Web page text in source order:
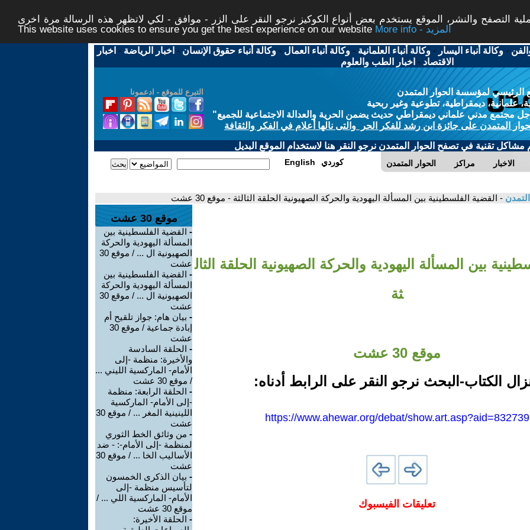
التصفح والنشر، الموقع يستخدم بعض أنواع الكوكيز نرجو النقر على الزر - موافق - لكي لاتظهر هذه الرسالة مرة اخرى -
This website uses cookies to ensure you get the best experience on our website
More info - المزيد
-وكالة أنباء اليسار -وكالة أنباء العلمانية -وكالة أنباء العمال -وكالة أنباء حقوق الإنسان - اخبار الرياضة - اخبار
الاقتصاد - اخبار الطب والعلوم
التبرع للموقع - ادعمونا
الرئيسي لمؤسسة الحوار المتمدن
علمانية، ديمقراطية، تطوعية وغير ربحية
مجتمع مدني علماني ديمقراطي حديث يضمن الحرية والعدالة الاجتماعية للجميع"
المتمدن على جائزة ابن رشد للفكر الحر والتى نالها أعلام في الفكر والثقافة
مشاكل تقنية في تصفح الحوار المتمدن نرجو النقر هنا لاستخدام الموقع البديل
الحوار المتمدن مراكز الاخبار English كوردي
- القضية الفلسطينية بين المسألة اليهودية والحركة الصهيونية الحلقة الثالثة - موقع 30 عشت
بين المسألة اليهودية والحركة الصهيونية الحلقة الثال
ثة
موقع 30 عشت
الكتاب-البحث نرجو النقر على الرابط أدناه:
https://www.ahewar.org/debat/show.art.asp?aid=832739
تعليقات الفيسبوك
موقع 30 عشت
- القضية الفلسطينية بين
المسألة اليهودية والحركة
الصهيونية ال ... / موقع 30
عشت
- القضية الفلسطينية بين
المسألة اليهودية والحركة
الصهيونية ال ... / موقع 30
عشت
- بيان هام: جواز تلقيح أم
إبادة جماعية / موقع 30
عشت
- الحلقة السادسة
والأخيرة: منظمة -إلى
الأمام- الماركسية الليني ...
/ موقع 30 عشت
- الحلقة الرابعة: منظمة
-إلى الأمام- الماركسية
اللينينية المغر ... / موقع 30
عشت
- من وثائق الخط الثوري
لمنظمة -إلى الأمام-: - ضد
الأساليب الخا ... / موقع 30
عشت
- بيان الذكرى الخمسون
لتأسيس منظمة -إلى
الأمام- الماركسية اللي ... /
موقع 30 عشت
- الحلقة الأخيرة: